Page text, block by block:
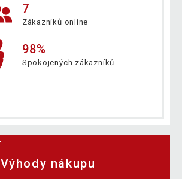
7
Zákazníků online
98%
Spokojených zákazníků
Výhody nákupu